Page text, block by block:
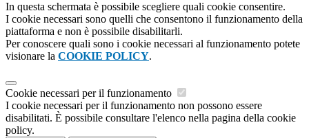
In questa schermata è possibile scegliere quali cookie consentire.
I cookie necessari sono quelli che consentono il funzionamento della
piattaforma e non è possibile disabilitarli.
Per conoscere quali sono i cookie necessari al funzionamento potete
visionare la COOKIE POLICY.
Cookie necessari per il funzionamento
I cookie necessari per il funzionamento non possono essere
disabilitati. È possibile consultare l'elenco nella pagina della cookie
policy.